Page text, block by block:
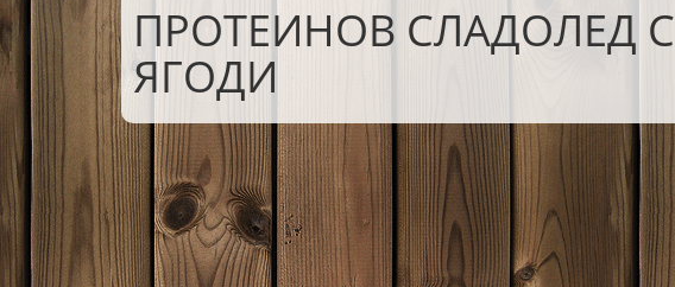
ПРОТЕИНОВ СЛАДОЛЕД С
ЯГОДИ